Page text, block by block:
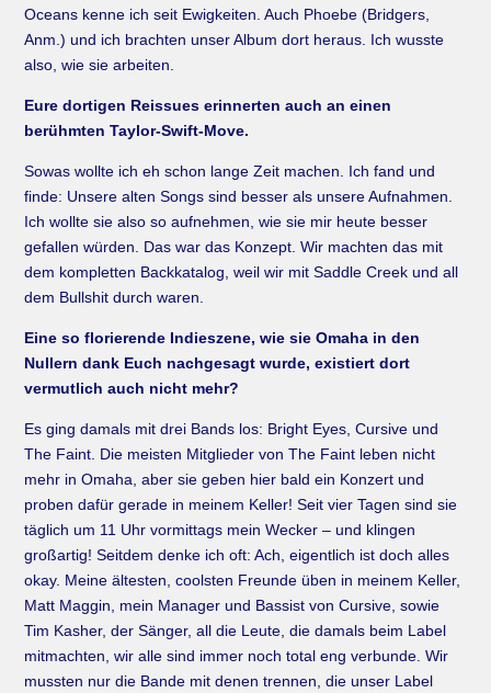
Oceans kenne ich seit Ewigkeiten. Auch Phoebe (Bridgers,
Anm.) und ich brachten unser Album dort heraus. Ich wusste
also, wie sie arbeiten.
Eure dortigen Reissues erinnerten auch an einen
berühmten Taylor-Swift-Move.
Sowas wollte ich eh schon lange Zeit machen. Ich fand und
finde: Unsere alten Songs sind besser als unsere Aufnahmen.
Ich wollte sie also so aufnehmen, wie sie mir heute besser
gefallen würden. Das war das Konzept. Wir machten das mit
dem kompletten Backkatalog, weil wir mit Saddle Creek und all
dem Bullshit durch waren.
Eine so florierende Indieszene, wie sie Omaha in den
Nullern dank Euch nachgesagt wurde, existiert dort
vermutlich auch nicht mehr?
Es ging damals mit drei Bands los: Bright Eyes, Cursive und
The Faint. Die meisten Mitglieder von The Faint leben nicht
mehr in Omaha, aber sie geben hier bald ein Konzert und
proben dafür gerade in meinem Keller! Seit vier Tagen sind sie
täglich um 11 Uhr vormittags mein Wecker – und klingen
großartig! Seitdem denke ich oft: Ach, eigentlich ist doch alles
okay. Meine ältesten, coolsten Freunde üben in meinem Keller,
Matt Maggin, mein Manager und Bassist von Cursive, sowie
Tim Kasher, der Sänger, all die Leute, die damals beim Label
mitmachten, wir alle sind immer noch total eng verbunde. Wir
mussten nur die Bande mit denen trennen, die unser Label